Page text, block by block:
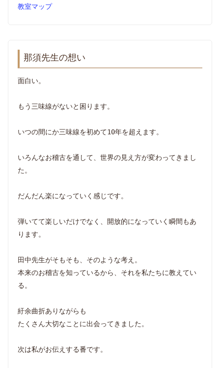
教室マップ
那須先生の想い
面白い。
もう三味線がないと困ります。
いつの間にか三味線を初めて10年を超えます。
いろんなお稽古を通して、世界の見え方が変わってきまし
た。
だんだん楽になっていく感じです。
弾いてて楽しいだけでなく、開放的になっていく瞬間もあ
ります。
田中先生がそもそも、そのような考え。
本来のお稽古を知っているから、それを私たちに教えてい
る。
紆余曲折ありながらも
たくさん大切なことに出会ってきました。
次は私がお伝えする番です。